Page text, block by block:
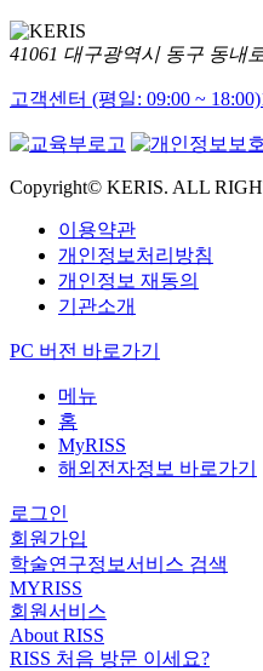
41061 대구광역시 동구 동내
고객센터 (평일: 09:00 ~ 18:00)
Copyright© KERIS. ALL
이용약관
개인정보처리방침
개인정보 재동의
기관소개
PC 버전 바로가기
메뉴
홈
MyRISS
해외전자정보 바로가기
로그인
회원가입
학술연구정보서비스 검색
MYRISS
회원서비스
About RISS
RISS 처음 방문 이세요?